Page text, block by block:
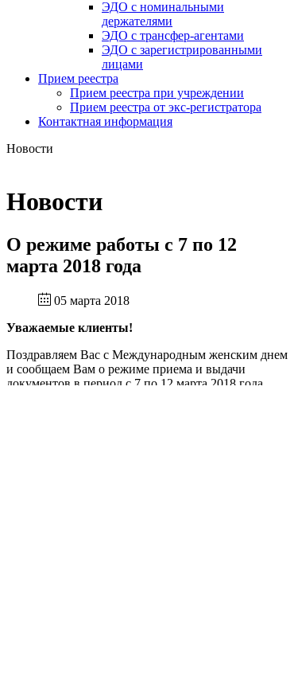
ЭДО с номинальными
держателями
ЭДО с трансфер-агентами
ЭДО с зарегистрированными
лицами
Прием реестра
Прием реестра при учреждении
Прием реестра от экс-регистратора
Контактная информация
Новости
Новости
О режиме работы с 7 по 12
марта 2018 года
05 марта 2018
Уважаемые клиенты!
Поздравляем Вас с Международным женским днем
и сообщаем Вам о режиме приема и выдачи
документов в период с 7 по 12 марта 2018 года.